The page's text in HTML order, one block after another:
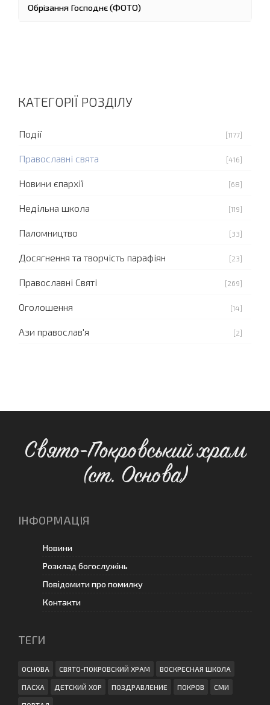
Обрізання Господнє (ФОТО)
КАТЕГОРІЇ РОЗДІЛУ
Події [1177]
Православні свята [416]
Новини єпархії [68]
Недільна школа [119]
Паломництво [33]
Досягнення та творчість парафіян [23]
Православні Святі [269]
Оголошення [14]
Ази православ'я [2]
Свято-Покровський храм
(ст. Основа)
ІНФОРМАЦІЯ
Новини
Розклад богослужінь
Повідомити про помилку
Контакти
ТЕГИ
ОСНОВА СВЯТО-ПОКРОВСКИЙ ХРАМ ВОСКРЕСНАЯ ШКОЛА
ПАСХА ДЕТСКИЙ ХОР ПОЗДРАВЛЕНИЕ ПОКРОВ СМИ